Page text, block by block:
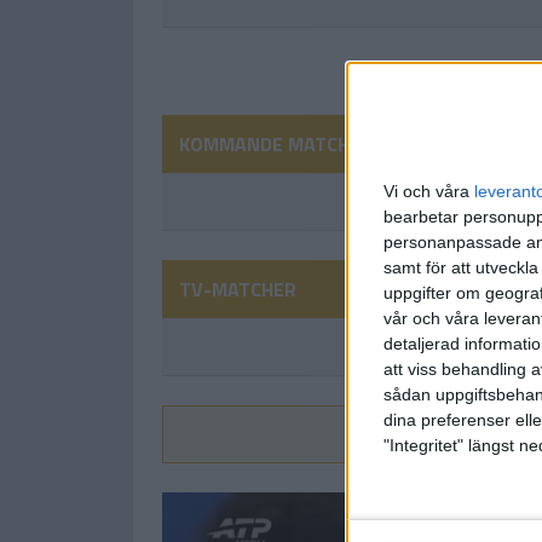
Vi och våra
bearbetar
personanpassade
samt för att
uppgifter om
vår och våra
detaljerad
att viss behandling
sådan
dina preferenser
"Integritet" längst
KOMMANDE MATCHER
TV-MATCHER